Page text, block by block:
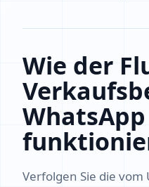
Wie der
WhatsApp
Verfolgen Sie die